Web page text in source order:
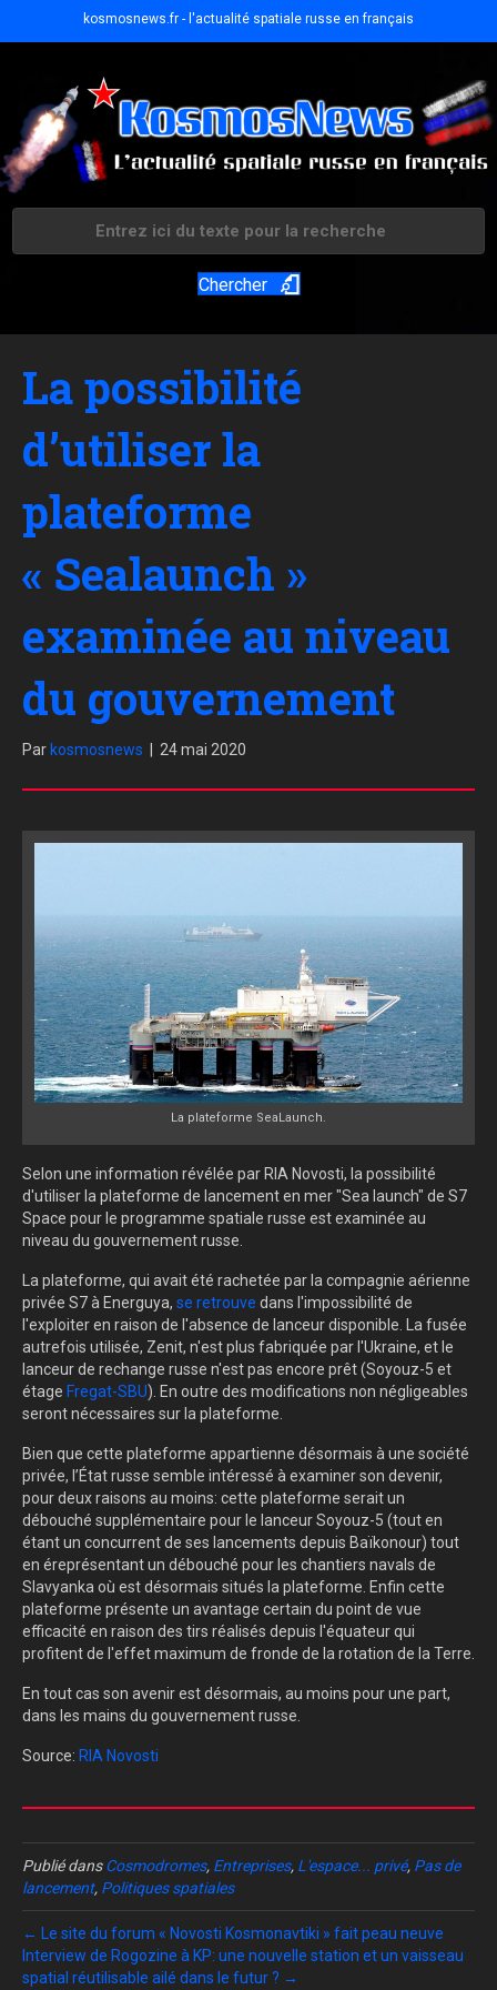
kosmosnews.fr - l'actualité spatiale russe en français
Chercher
La possibilité
d’utiliser la
plateforme
« Sealaunch »
examinée au niveau
du gouvernement
Par kosmosnews 24 mai 2020
La plateforme SeaLaunch.
Selon une information révélée par RIA Novosti, la possibilité
d'utiliser la plateforme de lancement en mer "Sea launch" de S7
Space pour le programme spatiale russe est examinée au
niveau du gouvernement russe.
La plateforme, qui avait été rachetée par la compagnie aérienne
privée S7 à Energuya, se retrouve dans l'impossibilité de
l'exploiter en raison de l'absence de lanceur disponible. La fusée
autrefois utilisée, Zenit, n'est plus fabriquée par l'Ukraine, et le
lanceur de rechange russe n'est pas encore prêt (Soyouz-5 et
étage Fregat-SBU). En outre des modifications non négligeables
seront nécessaires sur la plateforme.
Bien que cette plateforme appartienne désormais à une société
privée, l’État russe semble intéressé à examiner son devenir,
pour deux raisons au moins: cette plateforme serait un
débouché supplémentaire pour le lanceur Soyouz-5 (tout en
étant un concurrent de ses lancements depuis Baïkonour) tout
en éreprésentant un débouché pour les chantiers navals de
Slavyanka où est désormais situés la plateforme. Enfin cette
plateforme présente un avantage certain du point de vue
efficacité en raison des tirs réalisés depuis l'équateur qui
profitent de l'effet maximum de fronde de la rotation de la Terre.
En tout cas son avenir est désormais, au moins pour une part,
dans les mains du gouvernement russe.
Source: RIA Novosti
Publié dansCosmodromes, Entreprises, L'espace... privé, Pas de
lancement, Politiques spatiales
← Le site du forum « Novosti Kosmonavtiki » fait peau neuve
Interview de Rogozine à KP: une nouvelle station et un vaisseau
spatial réutilisable ailé dans le futur ? →